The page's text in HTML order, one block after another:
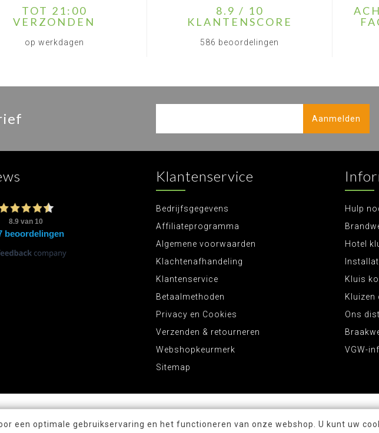
TOT 21:00
VERZONDEN
op werkdagen
8.9 / 10
KLANTENSCORE
586 beoordelingen
Aanmelden
Klantenservice
Bedrijfsgegevens
Affiliateprogramma
Algemene voorwaarden
Klachtenafhandeling
Klantenservice
Betaalmethoden
Privacy en Cookies
Verzenden & retourneren
Webshopkeurmerk
Sitemap
Hulp
Hotel
Kluis
Ons
VGW-
een optimale gebruikservaring en het functioneren van onze webshop. U kunt uw